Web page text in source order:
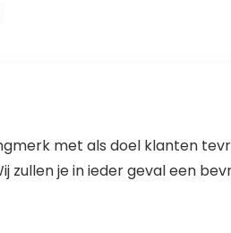
met als doel klanten
je in ieder geval een